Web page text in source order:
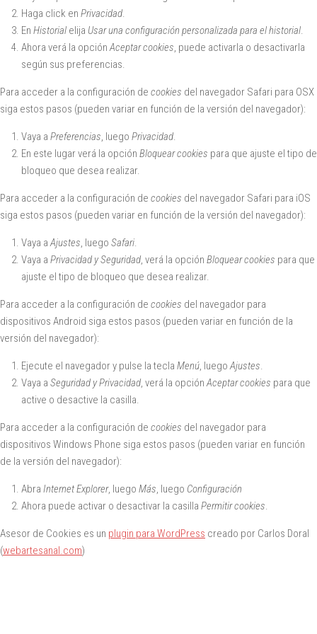
Haga click en Privacidad.
En Historial elija Usar una configuración personalizada para el historial.
Ahora verá la opciónAceptar cookies, puede activarla o desactivarla
según sus preferencias.
Para acceder a la configuración de cookies del navegador Safari para OSX
siga estos pasos (pueden variar en función de la versión del navegador):
Vaya a Preferencias, luego Privacidad.
En este lugar verá la opción Bloquear cookies para que ajuste el tipo de
bloqueo que desea realizar.
Para acceder a la configuración de cookies del navegador Safari para iOS
siga estos pasos (pueden variar en función de la versión del navegador):
Vaya aAjustes, luego Safari.
Vaya a Privacidad y Seguridad, verá la opción Bloquear cookies para que
ajuste el tipo de bloqueo que desea realizar.
Para acceder a la configuración de cookies del navegador para
dispositivos Android siga estos pasos (pueden variar en función de la
versión del navegador):
Ejecute el navegador y pulse la tecla Menú, luegoAjustes.
Vaya a Seguridad y Privacidad, verá la opciónAceptar cookies para que
active o desactive la casilla.
Para acceder a la configuración de cookies del navegador para
dispositivos Windows Phone siga estos pasos (pueden variar en función
de la versión del navegador):
Abra Internet Explorer, luego Más, luego Configuración
Ahora puede activar o desactivar la casilla Permitir cookies.
Asesor de Cookies es un plugin para WordPress creado por Carlos Doral
(webartesanal.com)